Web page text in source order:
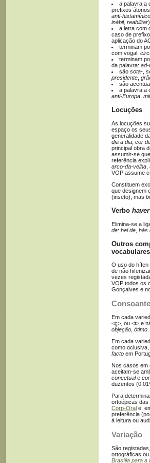
a palavra a
prefixos
anti-histamínico
inábil, reabilitar
a letra com
caso de
aplicação do
terminam
com vogal:
terminam
da palavra: ad-
são sota-
presidente
são
a palavra a
anti-Europa
Locuções
As locuções
espaço os
generalidade
dia a dia cor
principal obra
assumir-se
referência
arco-da-velha
VOP assume
Constituem
que designem
(inseto), mas
Verbo haver
Elimina-se a
de: hei de hás
Outros
vocabulares
O uso do hífen
de não
vezes
VOP todos os
Gonçalves e
Em cada
<ç>, ou <t> e
objeção ótimo
Em cada
como
facto em
Nos casos em
aceitam-se
concetuale
duzentos
Para
ortoépicas
Corp-Oral e,
preferência
à leitura ou
Variação
São
ortográficas
Brasília para a